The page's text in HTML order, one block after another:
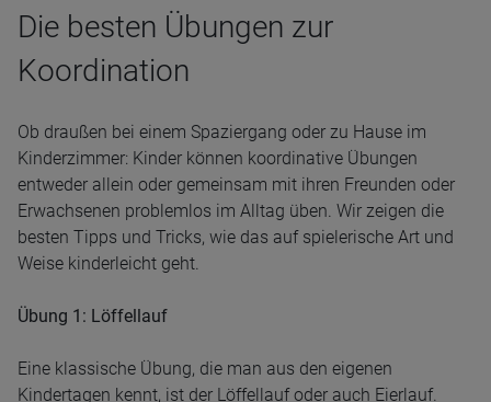
Die besten Übungen zur
Koordination
Ob draußen bei einem Spaziergang oder zu Hause im
Kinderzimmer: Kinder können koordinative Übungen
entweder allein oder gemeinsam mit ihren Freunden oder
Erwachsenen problemlos im Alltag üben. Wir zeigen die
besten Tipps und Tricks, wie das auf spielerische Art und
Weise kinderleicht geht.
Übung 1: Löffellauf
Eine klassische Übung, die man aus den eigenen
Kindertagen kennt, ist der Löffellauf oder auch Eierlauf.